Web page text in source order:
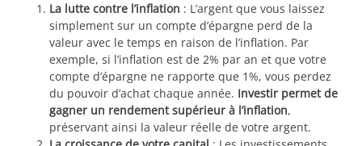
La lutte contre l’inflation : L’argent que vous laissez
simplement sur un compte d’épargne perd de la
valeur avec le temps en raison de l’inflation. Par
exemple, si l’inflation est de 2% par an et que votre
compte d’épargne ne rapporte que 1%, vous perdez
du pouvoir d’achat chaque année. Investir permet de
gagner un rendement supérieur à l’inflation,
préservant ainsi la valeur réelle de votre argent.